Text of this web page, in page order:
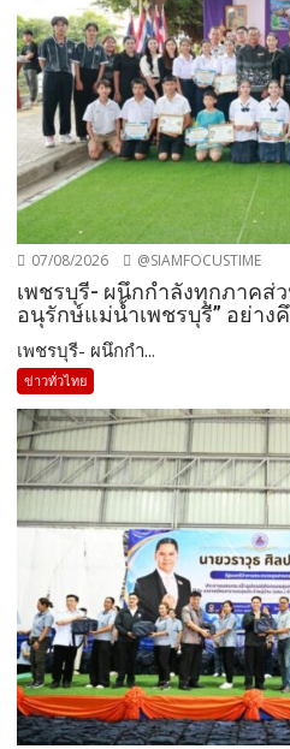
07/08/2026 @SIAMFOCUSTIME
เพชรบุรี- ผนึกกำลังทุกภาคส่
อนุรักษ์แม่น้ำเพชรบุรี” อย่าง
เพชรบุรี- ผนึกกำ...
ข่าวทั่วไทย